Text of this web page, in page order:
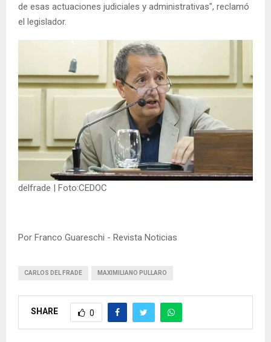
de esas actuaciones judiciales y administrativas", reclamó
el legislador.
delfrade | Foto:CEDOC
Por Franco Guareschi - Revista Noticias
CARLOS DEL FRADE MAXIMILIANO PULLARO
SHARE 0